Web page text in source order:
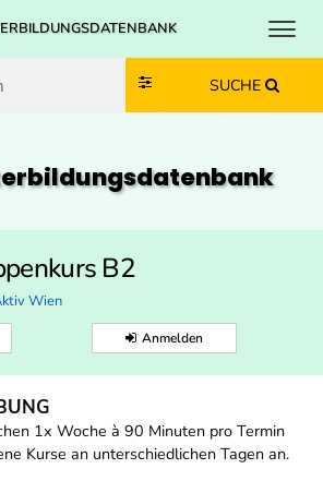
Zum Inhalt springen
Zum Navmenü springen
Zur Suche springen
Zur Footer springen
SUCHE
B2
Wien
Anmelden
1x Woche à 90 Minuten pro Termin
Kurse an unterschiedlichen Tagen an.